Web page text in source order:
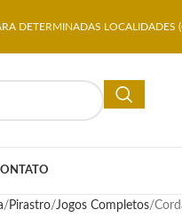
DETERMINADAS LOCALIDADES
Pirastro Jogos Completos